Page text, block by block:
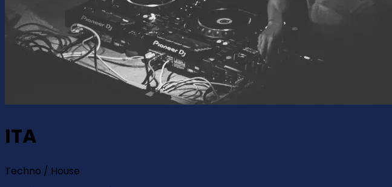
ITA
Techno / House